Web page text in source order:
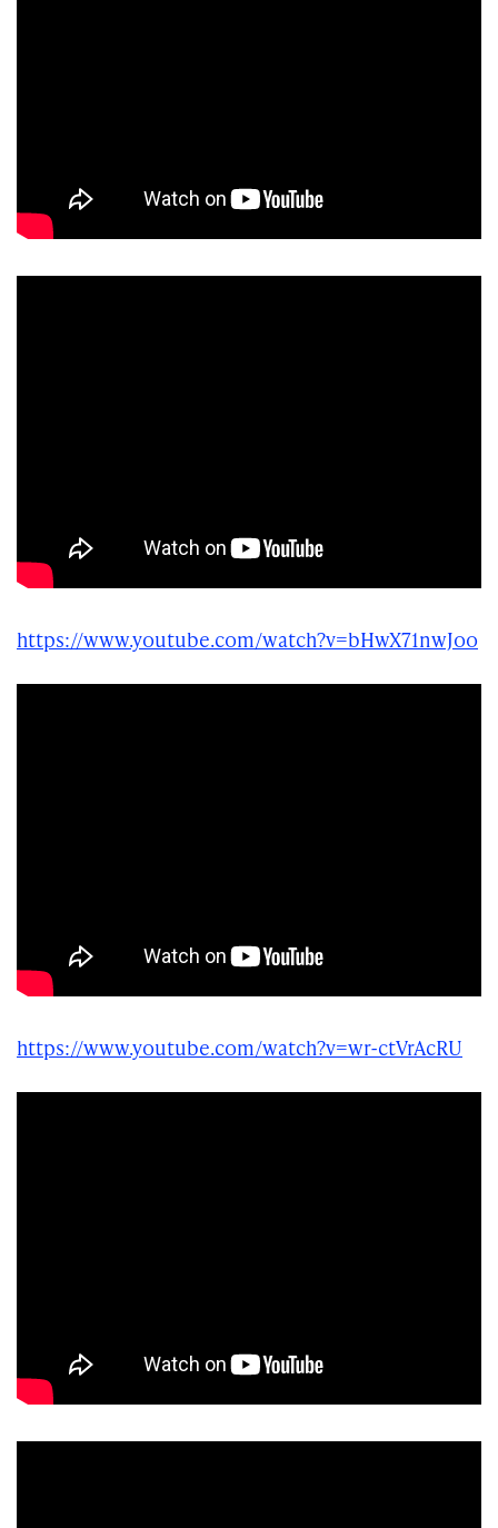
https://www.youtube.com/watch?v=bHwX71nwJoo
https://www.youtube.com/watch?v=wr-ctVrAcRU